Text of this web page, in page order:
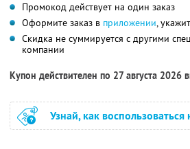
Промокод действует на один заказ
Оформите заказ в приложении,
Скидка не суммируется с другими
компании
Купон действителен по 27 августа 2026
Узнай, как